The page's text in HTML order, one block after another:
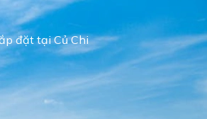
đặt tại Củ Chi